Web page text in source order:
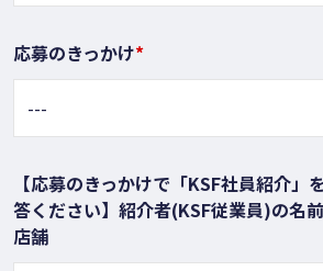
応募のきっかけ*
【応募のきっかけで「KSF社員紹介」
答ください】紹介者(KSF従業員)の名
店舗